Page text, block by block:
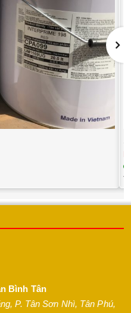
Bình Tân
P. Tân Sơn Nhì, Tân Phú,